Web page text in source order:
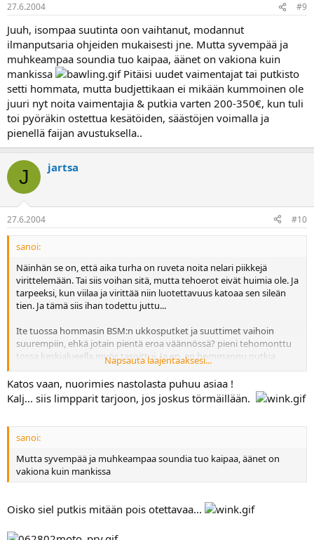
27.6.2004 #9
Juuh, isompaa suutinta oon vaihtanut, modannut
ilmanputsaria ohjeiden mukaisesti jne. Mutta syvempää ja
muhkeampaa soundia tuo kaipaa, äänet on vakiona kuin
mankissa
Pitäisi uudet vaimentajat tai putkisto
setti hommata, mutta budjettikaan ei mikään kummoinen ole
juuri nyt noita vaimentajia & putkia varten 200-350€, kun tuli
toi pyöräkin ostettua kesätöiden, säästöjen voimalla ja
pienellä faijan avustuksella..
J jartsa
27.6.2004 #10
sanoi:
Näinhän se on, että aika turha on ruveta noita nelari piikkejä
virittelemään. Tai siis voihan sitä, mutta tehoerot eivät huimia ole. Ja
tarpeeksi, kun viilaa ja virittää niin luotettavuus katoaa sen sileän
tien. Ja tämä siis ihan todettu juttu...
Ite tuossa hommasin BSM:n ukkosputket ja suuttimet vaihoin
suurempiin, ehkä jotain pientä eroa väännössä? pieni tehomonttu
tossa keskialueella myös tasoittui. Ja en, en hommannu putkia
tehojen takia, vaan äänen ja ulkonäön.
Napsauta laajentaaksesi...
Katos vaan, nuorimies nastolasta puhuu asiaa !
Kalj... siis limpparit tarjoon, jos joskus törmäillään.
sanoi:
Mutta syvempää ja muhkeampaa soundia tuo kaipaa, äänet on
vakiona kuin mankissa
Oisko siel putkis mitään pois otettavaa...